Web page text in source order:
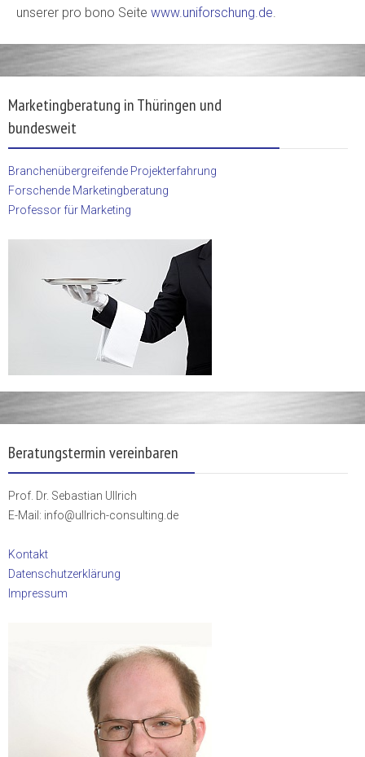
unserer pro bono Seite www.uniforschung.de
Marketingberatung in Thüringen und
bundesweit
Branchenübergreifende Projekterfahrung
Forschende Marketingberatung
Professor für Marketing
Beratungstermin vereinbaren
Prof. Dr. Sebastian Ullrich
E-Mail: info@ullrich-consulting.de
Kontakt
Datenschutzerklärung
Impressum